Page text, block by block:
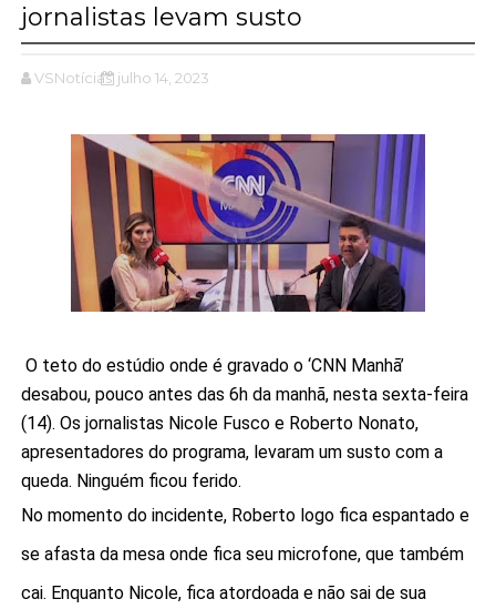
jornalistas levam susto
VSNotícias julho 14, 2023
O teto do estúdio onde é gravado o ‘CNN Manhã’
desabou, pouco antes das 6h da manhã, nesta sexta-feira
(14). Os jornalistas Nicole Fusco e Roberto Nonato,
apresentadores do programa, levaram um susto com a
queda. Ninguém ficou ferido.
No momento do incidente, Roberto logo fica espantado e
se afasta da mesa onde fica seu microfone, que também
cai. Enquanto Nicole, fica atordoada e não sai de sua